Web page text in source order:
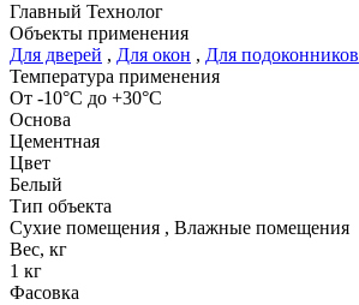
Главный Технолог
Объекты применения
Для дверей , Для окон , Для подоконников
Температура применения
От -10°С до +30°С
Основа
Цементная
Цвет
Белый
Тип объекта
Сухие помещения , Влажные помещения
Вес, кг
1 кг
Фасовка